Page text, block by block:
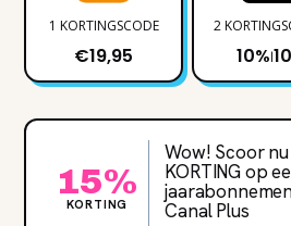
1 KORTINGSCODE
€19,95
2
10%|
15%
KORTING
Wow! Scoor nu
KORTING op
Canal Plus